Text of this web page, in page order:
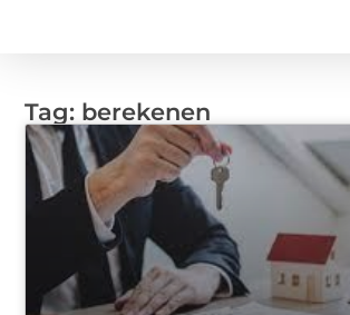
Tag: berekenen